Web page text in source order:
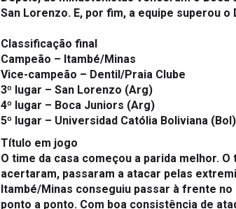
San Lorenzo. E, por fim, a equipe superou
Classificação final
Campeão – Itambé/Minas
Vice-campeão – Dentil/Praia Clube
3º lugar –San Lorenzo (Arg)
4º lugar –
Boca Juniors (Arg)
5º lugar – Universidad Católia Boliviana (Bol)
Título em jogo
O time da casa começou a parida melhor.
acertaram, passaram a atacar pelas
Itambé/Minas conseguiu passar à frente
ponto a ponto. Com boa consistência de